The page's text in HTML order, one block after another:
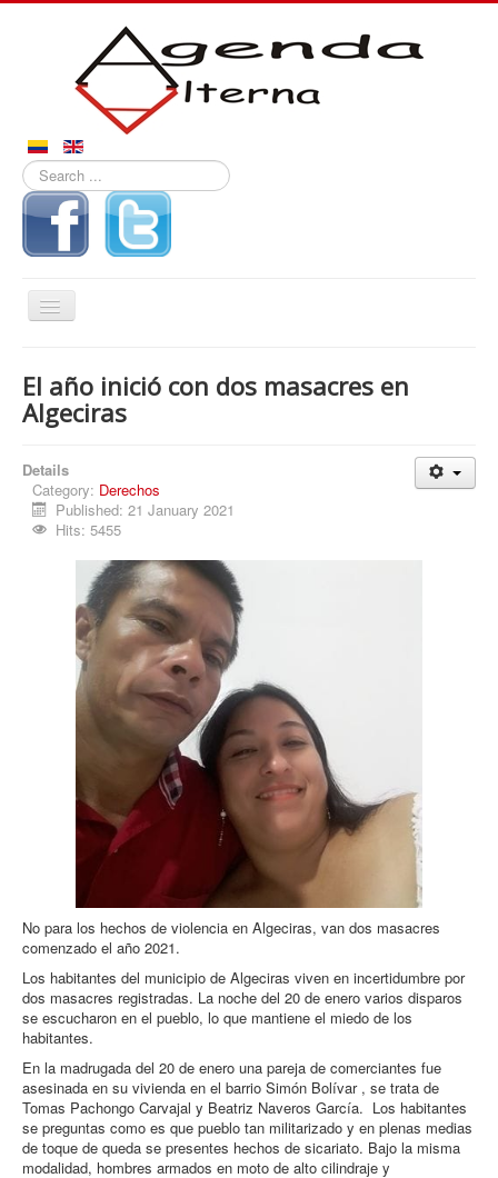
Search
...
Toggle
Navigation
Noticias
Reportajes
Procesos
Multimedia
La Agenda
El año inició con dos masacres en
Algeciras
Details
Category: Derechos
Published: 21 January 2021
Hits: 5455
No para los hechos de violencia en Algeciras, van dos masacres
comenzado el año 2021.
Los habitantes del municipio de Algeciras viven en incertidumbre por
dos masacres registradas. La noche del 20 de enero varios disparos
se escucharon en el pueblo, lo que mantiene el miedo de los
habitantes.
En la madrugada del 20 de enero una pareja de comerciantes fue
asesinada en su vivienda en el barrio Simón Bolívar , se trata de
Tomas Pachongo Carvajal y Beatriz Naveros García. Los habitantes
se preguntas como es que pueblo tan militarizado y en plenas medias
de toque de queda se presentes hechos de sicariato. Bajo la misma
modalidad, hombres armados en moto de alto cilindraje y